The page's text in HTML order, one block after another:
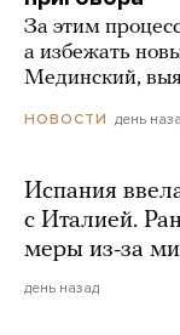
За этим
а избежать
Мединский,
НОВОСТИ день
Испания
с Италией.
меры из-за
день назад